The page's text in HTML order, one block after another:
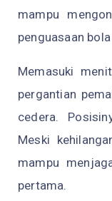
mampu
penguasaan
Memasuki
pergantian
cedera.
Meski
mampu
pertama.